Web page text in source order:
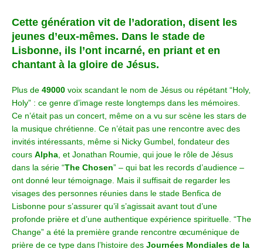
Cette génération vit de l’adoration, disent les
jeunes d’eux-mêmes. Dans le stade de
Lisbonne, ils l’ont incarné, en priant et en
chantant à la gloire de Jésus.
Plus de 49000 voix scandant le nom de Jésus ou répétant “Holy,
Holy” : ce genre d’image reste longtemps dans les mémoires.
Ce n’était pas un concert, même on a vu sur scène les stars de
la musique chrétienne. Ce n’était pas une rencontre avec des
invités intéressants, même si Nicky Gumbel, fondateur des
cours Alpha , et Jonathan Roumie, qui joue le rôle de Jésus
dans la série “The Chosen” – qui bat les records d’audience –
ont donné leur témoignage. Mais il suffisait de regarder les
visages des personnes réunies dans le stade Benfica de
Lisbonne pour s’assurer qu’il s’agissait avant tout d’une
profonde prière et d’une authentique expérience spirituelle. “The
Change” a été la première grande rencontre œcuménique de
prière de ce type dans l’histoire des Journées Mondiales de la